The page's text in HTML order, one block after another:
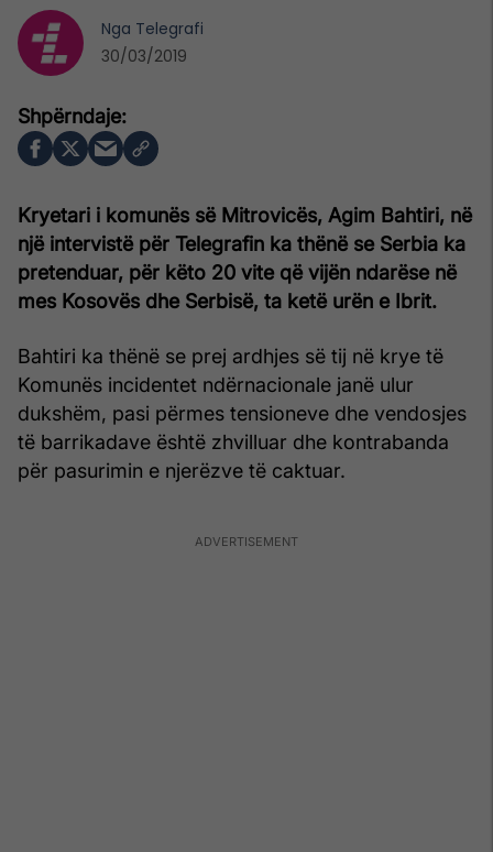
Kryetari i komunës së Mitrovicës, Agim Bahtiri, në
një intervistë për Telegrafin ka thënë se Serbia ka
pretenduar, për këto 20 vite që vijën ndarëse në
mes Kosovës dhe Serbisë, ta ketë urën e Ibrit.
Bahtiri ka thënë se prej ardhjes së tij në krye të
Komunës incidentet ndërnacionale janë ulur
dukshëm, pasi përmes tensioneve dhe vendosjes
të barrikadave është zhvilluar dhe kontrabanda
për pasurimin e njerëzve të caktuar.
Nga Telegrafi
30/03/2019